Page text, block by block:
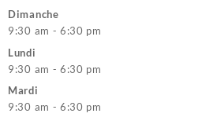
Dimanche
9:30 am - 6:30 pm
Lundi
9:30 am - 6:30 pm
Mardi
9:30 am - 6:30 pm